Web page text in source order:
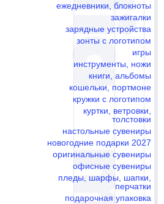
ежедневники, блокноты
зажигалки
зарядные устройства
зонты с логотипом
игры
инструменты, ножи
книги, альбомы
кошельки, портмоне
кружки с логотипом
куртки, ветровки,
толстовки
настольные сувениры
новогодние подарки 2027
оригинальные сувениры
офисные сувениры
пледы, шарфы, шапки,
перчатки
подарочная упаковка